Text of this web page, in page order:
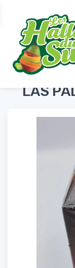
Accueil
LAS PALMAS thé
LAS